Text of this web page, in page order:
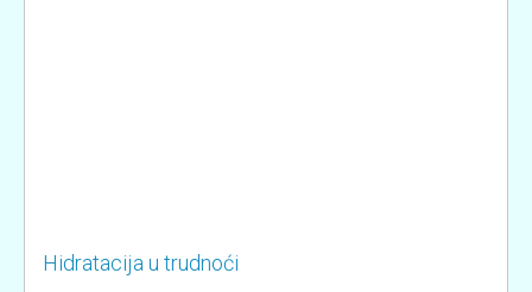
Hidratacija u trudnoći